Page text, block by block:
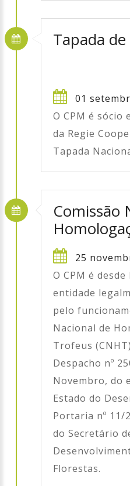
Tapada
01
O CPM é sócio
da Regie
Tapada
Comissão
25
O CPM é
entidade
pelo
Nacional de
Trofeus
Despacho nº
Novembro, do
Estado do
Portaria nº 11/
do Secretário
Florestas.